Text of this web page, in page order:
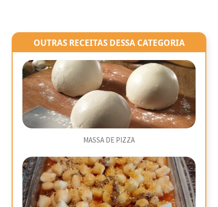
OUTRAS RECEITAS DESSA CATEGORIA
MASSA DE PIZZA